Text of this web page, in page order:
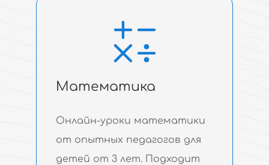
Математика
Онлайн-уроки математики
от опытных педагогов для
детей от 3 лет. Подходит